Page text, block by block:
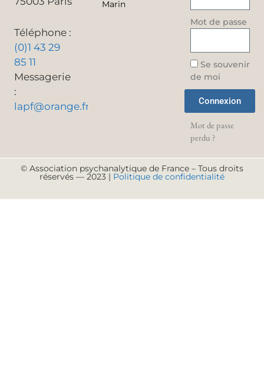
Téléphone :
(0)1 43 29
85 11
Messagerie
:
lapf@orange.fr
Marin
Mot de passe
Se souvenir
de moi
Connexion
Mot de passe
perdu ?
© Association psychanalytique de France – Tous droits
réservés — 2023 | Politique de confidentialité